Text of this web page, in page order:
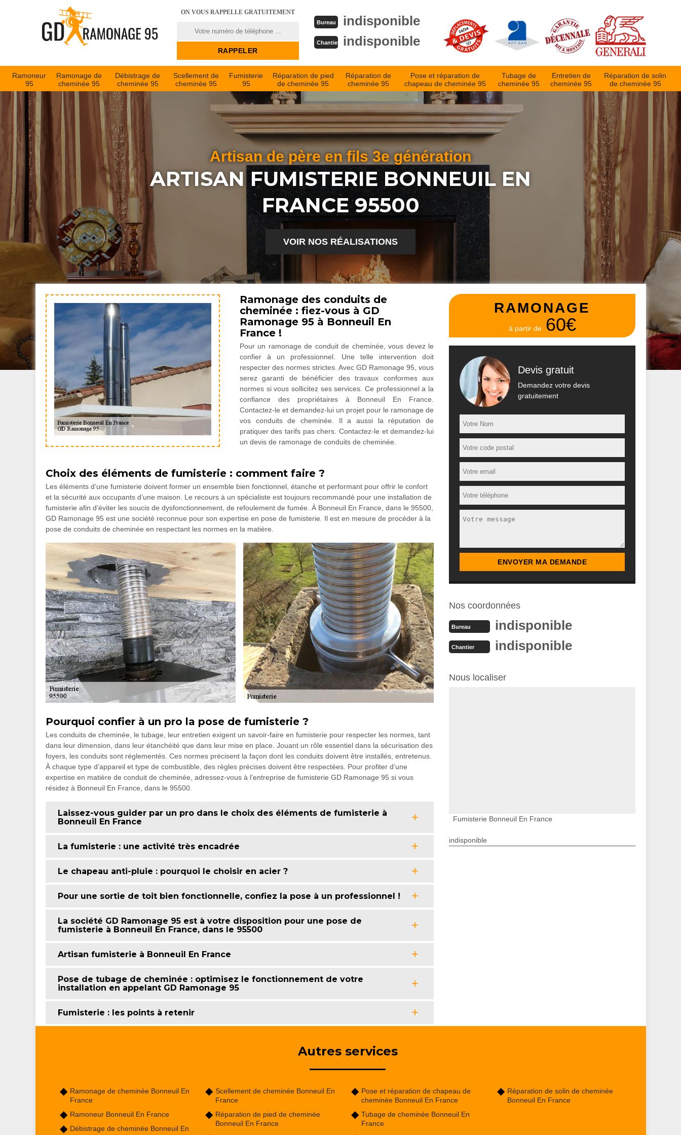
ON VOUS RAPPELLE GRATUITEMENT
Bureau indisponible
Chantier indisponible
Ramoneur
95
Ramonage de
cheminée 95
Débistrage de
cheminée 95
Scellement de
cheminée 95
Fumisterie
95
Réparation de pied
de cheminée 95
Réparation de
cheminée 95
Pose et réparation de
chapeau de cheminée 95
Tubage de
cheminée 95
Entretien de
cheminée 95
Réparation de solin
de cheminée 95
Artisan de père en fils 3e génération
ARTISAN FUMISTERIE BONNEUIL EN
FRANCE 95500
VOIR NOS RÉALISATIONS
Ramonage des conduits de
cheminée : fiez-vous à GD
Ramonage 95 à Bonneuil En
France !
Pour un ramonage de conduit de cheminée, vous devez le
confier à un professionnel. Une telle intervention doit
respecter des normes strictes. Avec GD Ramonage 95, vous
serez garanti de bénéficier des travaux conformes aux
normes si vous sollicitez ses services. Ce professionnel a la
confiance des propriétaires à Bonneuil En France.
Contactez-le et demandez-lui un projet pour le ramonage de
vos conduits de cheminée. Il a aussi la réputation de
pratiquer des tarifs pas chers. Contactez-le et demandez-lui
un devis de ramonage de conduits de cheminée.
Choix des éléments de fumisterie : comment faire ?
Les éléments d’une fumisterie doivent former un ensemble bien fonctionnel, étanche et performant pour offrir le confort
et la sécurité aux occupants d’une maison. Le recours à un spécialiste est toujours recommandé pour une installation de
fumisterie afin d’éviter les soucis de dysfonctionnement, de refoulement de fumée. À Bonneuil En France, dans le 95500,
GD Ramonage 95 est une société reconnue pour son expertise en pose de fumisterie. Il est en mesure de procéder à la
pose de conduits de cheminée en respectant les normes en la matière.
Pourquoi confier à un pro la pose de fumisterie ?
Les conduits de cheminée, le tubage, leur entretien exigent un savoir-faire en fumisterie pour respecter les normes, tant
dans leur dimension, dans leur étanchéité que dans leur mise en place. Jouant un rôle essentiel dans la sécurisation des
foyers, les conduits sont réglementés. Ces normes précisent la façon dont les conduits doivent être installés, entretenus.
À chaque type d’appareil et type de combustible, des règles précises doivent être respectées. Pour profiter d’une
expertise en matière de conduit de cheminée, adressez-vous à l’entreprise de fumisterie GD Ramonage 95 si vous
résidez à Bonneuil En France, dans le 95500.
Laissez-vous guider par un pro dans le choix des éléments de fumisterie à
Bonneuil En France
La fumisterie : une activité très encadrée
Le chapeau anti-pluie : pourquoi le choisir en acier ?
Pour une sortie de toit bien fonctionnelle, confiez la pose à un professionnel !
La société GD Ramonage 95 est à votre disposition pour une pose de
fumisterie à Bonneuil En France, dans le 95500
Artisan fumisterie à Bonneuil En France
Pose de tubage de cheminée : optimisez le fonctionnement de votre
installation en appelant GD Ramonage 95
Fumisterie : les points à retenir
RAMONAGE
à partir de 60€
Devis gratuit
Demandez votre devis
gratuitement
Nos coordonnées
Bureau indisponible
Chantier indisponible
Nous localiser
Fumisterie Bonneuil En France
indisponible
Autres services
Ramonage de cheminée Bonneuil En
France
Ramoneur Bonneuil En France
Débistrage de cheminée Bonneuil En
Scellement de cheminée Bonneuil En
France
Réparation de pied de cheminée
Bonneuil En France
Pose et réparation de chapeau de
cheminée Bonneuil En France
Tubage de cheminée Bonneuil En
France
Réparation de solin de cheminée
Bonneuil En France